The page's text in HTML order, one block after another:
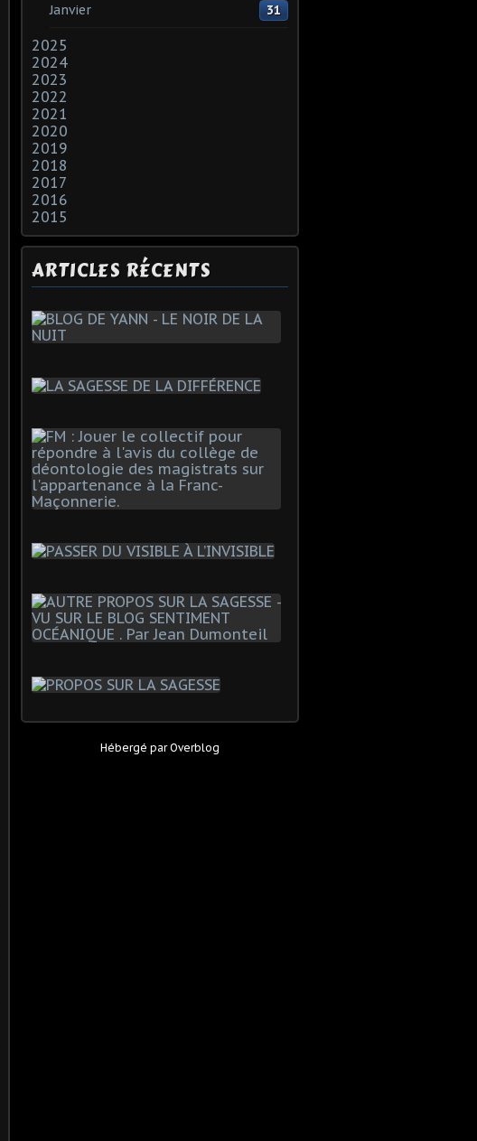
Janvier 31
2025
2024
2023
2022
2021
2020
2019
2018
2017
2016
2015
ARTICLES RÉCENTS
Hébergé parOverblog